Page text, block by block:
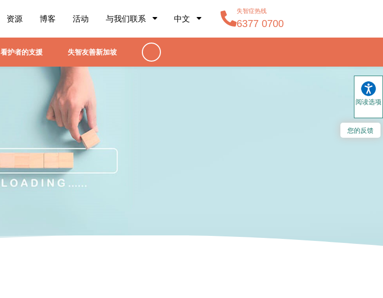
阅读选项
您的反馈
资源 博客 活动 与我们联系 中文
失智症热线
6377 0700
看护者的支援 失智友善新加坡